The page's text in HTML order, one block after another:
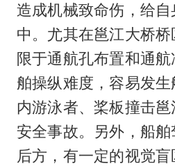
造成机械致命伤，给
中。尤其在邕江大桥
限于通航孔布置和通
舶操纵难度，容易发
内游泳者、桨板撞击
安全事故。另外，船
后方，有一定的视觉